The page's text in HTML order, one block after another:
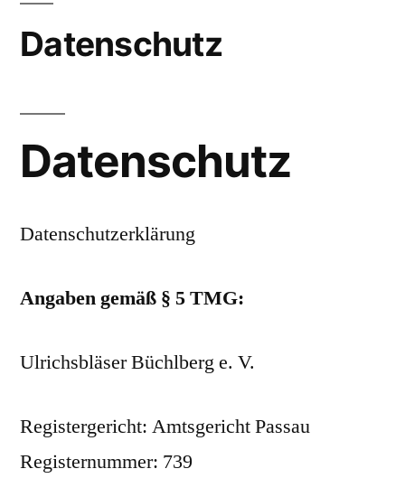
Datenschutz
Datenschutz
Datenschutzerklärung
Angaben gemäß § 5 TMG:
Ulrichsbläser Büchlberg e. V.
Registergericht: Amtsgericht Passau
Registernummer: 739